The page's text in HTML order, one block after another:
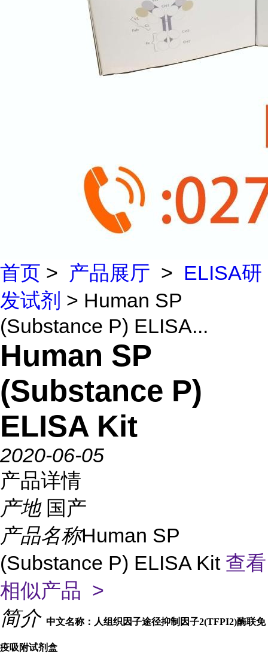
首页 > 产品展厅 > ELISA研
发试剂 > Human SP
(Substance P) ELISA...
Human SP
(Substance P)
ELISA Kit
2020-06-05
产品详情
产地 国产
产品名称Human SP
(Substance P) ELISA Kit 查看
相似产品 >
简介 中文名称：人组织因子途径抑制因子2(TFPI2)酶联免
疫吸附试剂盒